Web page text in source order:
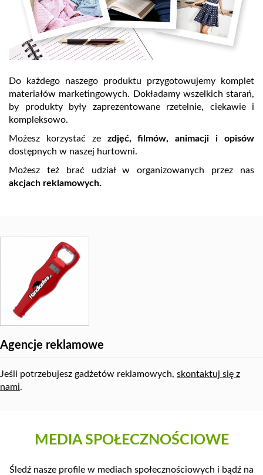
Do każdego naszego produktu przygotowujemy komplet
materiałów marketingowych. Dokładamy wszelkich starań,
by produkty były zaprezentowane rzetelnie, ciekawie i
kompleksowo.
Możesz korzystać ze zdjęć, filmów, animacji i opisów
dostępnych w naszej hurtowni.
Możesz też brać udział w organizowanych przez nas
akcjach reklamowych.
Agencje reklamowe
Jeśli potrzebujesz gadżetów reklamowych, skontaktuj się z
nami.
MEDIA SPOŁECZNOŚCIOWE
Śledź nasze profile w mediach społecznościowych i bądź na